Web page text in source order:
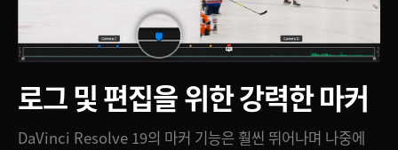
로그 및 편집을 위한 강력한 마커
DaVinci Resolve 19의 마커 기능은 훨씬 뛰어나며 나중에